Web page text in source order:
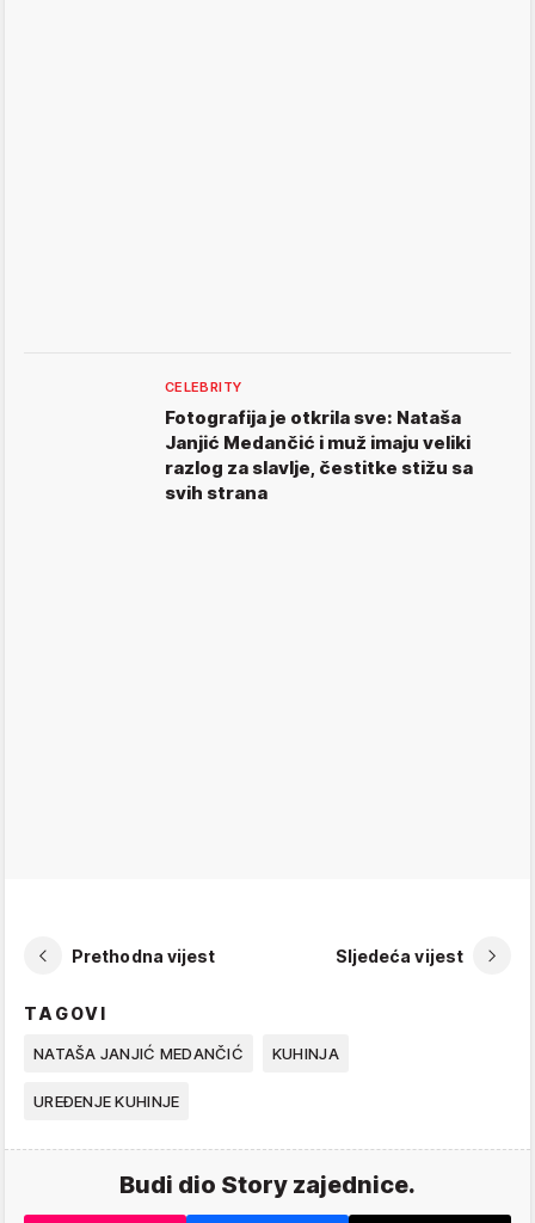
CELEBRITY
Fotografija je otkrila sve: Nataša
Janjić Medančić i muž imaju veliki
razlog za slavlje, čestitke stižu sa
svih strana
Prethodna vijest Sljedeća vijest
TAGOVI
NATAŠA JANJIĆ MEDANČIĆ KUHINJA
UREĐENJE KUHINJE
Budi dio Story zajednice.